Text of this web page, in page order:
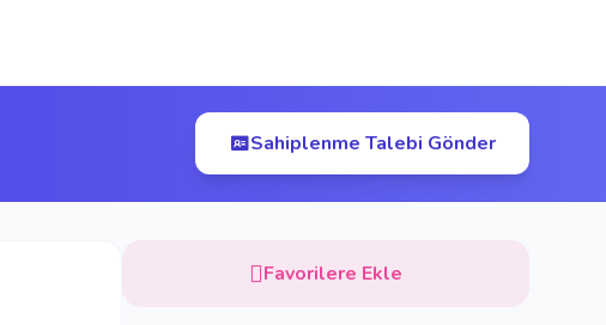
Sahiplenme Talebi Gönder
Favorilere Ekle